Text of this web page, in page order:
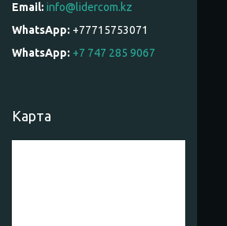
info@lidercom.kz
+77715753071
WhatsApp +7 747 285 9067
Карта